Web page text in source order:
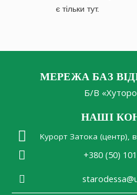
є тільки тут.
МЕРЕЖА БАЗ
Б/В
НАШІ
Kурорт Затока (центр),
+380 (50)